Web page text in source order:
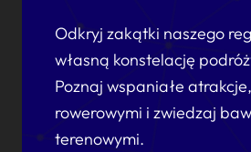
Odkryj zakątki naszego
własną konstelację
Poznaj wspaniałe
rowerowymi i zwiedzaj
terenowymi.